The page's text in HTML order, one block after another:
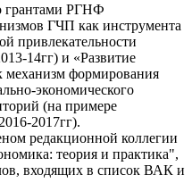
грантами РГНФ
ГЧП как инструмента
привлекательности
14гг) и «Развитие
механизм формирования
экономического
(на примере
2017гг).
редакционной коллегии
теория и практика",
входящих в список ВАК и